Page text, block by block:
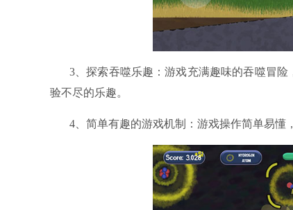
3、探索吞噬乐趣：游戏充满趣味的吞噬冒
验不尽的乐趣。
4、简单有趣的游戏机制：游戏操作简单易懂